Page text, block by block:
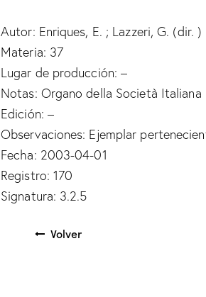
Autor: Enriques, E. ; Lazzeri, G. (dir. )
Materia: 37
Lugar de producción: –
Notas: Organo della Società Italiana
Edición: –
Observaciones: Ejemplar
Fecha: 2003-04-01
Registro: 170
Signatura: 3.2.5
Volver